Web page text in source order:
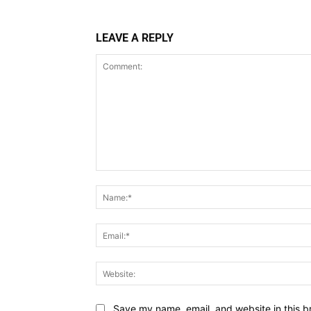
LEAVE A REPLY
Save my name, email, and website in this